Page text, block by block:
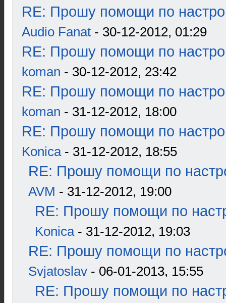
RE: Прошу помощи по
Audio Fanat - 30-12-2012, 01:29
RE: Прошу помощи по
koman - 30-12-2012, 23:42
RE: Прошу помощи по
koman - 31-12-2012, 18:00
RE: Прошу помощи по
Konica- 31-12-2012, 18:55
RE: Прошу помощи по
AVM - 31-12-2012, 19:00
RE: Прошу помощи по
Konica- 31-12-2012, 19:03
RE: Прошу помощи по
Svjatoslav - 06-01-2013, 15:55
RE: Прошу помощи по